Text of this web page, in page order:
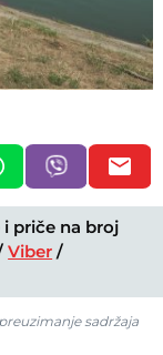
priče na broj
Viber /
sadržaja